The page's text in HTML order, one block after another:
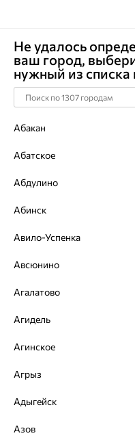
Главная Каталог
Браслет,
Артикул:750244
Не удалось
ваш город,
нужный из списка
Абакан
Абатское
Абдулино
Абинск
Авило-Успенка
Авсюнино
Агалатово
Агидель
Агинское
Агрыз
Адыгейск
Азов